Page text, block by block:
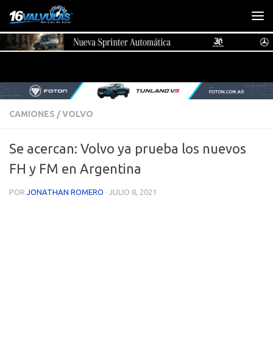
Saltar al contenido
CAMIONES /VOLVO
Se acercan: Volvo ya prueba los nuevos
FH y FM en Argentina
POR JONATHAN ROMERO · JULIO 8, 2021